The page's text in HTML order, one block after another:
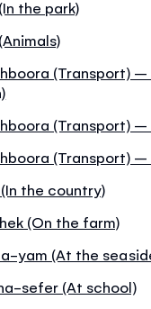
the park)
(Transport)
(Transport)
(Transport)
the country)
(On the farm)
yam (At the
sefer (At school)